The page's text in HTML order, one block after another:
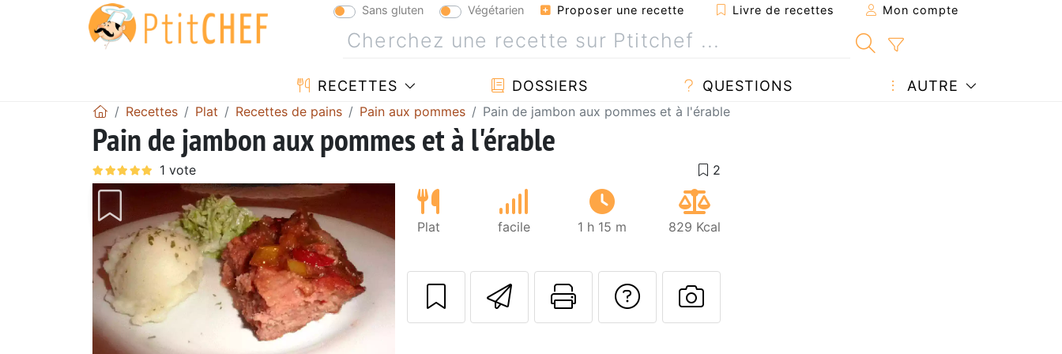
Sans gluten Végétarien Proposer une recette Livre de recettes Mon compte
RECETTES DOSSIERS QUESTIONS AUTRE
Recettes Plat Recettes de pains Pain aux pommes Pain de jambon aux pommes et à l'érable
Pain de jambon aux pommes et à l'érable
Plat facile 1 h 15 m 829 Kcal
Envoyer cette recette à un ami
Imprimer cette page
Poser une question à l'auteur
Publier votre photo de cette